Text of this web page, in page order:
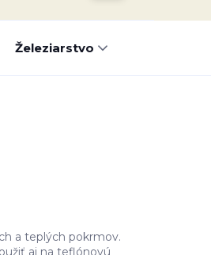
Železiarstvo
a teplých pokrmov.
aj na teflónovú